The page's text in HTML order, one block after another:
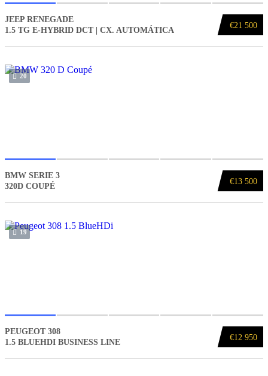
€21 500
JEEP RENEGADE
1.5 TG E-HYBRID DCT | CX. AUTOMÁTICA
20
€13 500
BMW SERIE 3
320D COUPÉ
19
€12 950
PEUGEOT 308
1.5 BLUEHDI BUSINESS LINE